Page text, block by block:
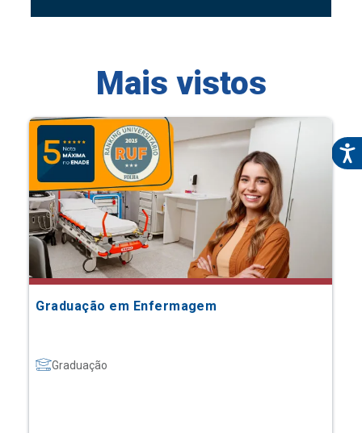
Mais vistos
Graduação em Enfermagem
Graduação